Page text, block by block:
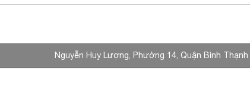
Nguyễn Huy Lượng, Phường 14, Quận Bình Thạnh